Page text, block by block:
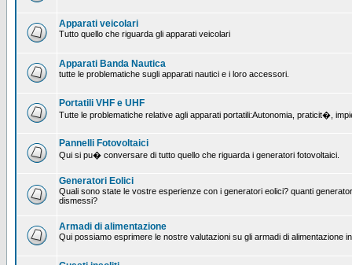
Apparati veicolari
Tutto quello che riguarda gli apparati veicolari
Apparati Banda Nautica
tutte le problematiche sugli apparati nautici e i loro accessori.
Portatili VHF e UHF
Tutte le problematiche relative agli apparati portatili:Autonomia, praticit�,
Pannelli Fotovoltaici
Qui si pu� conversare di tutto quello che riguarda i generatori fotovoltaici.
Generatori Eolici
Quali sono state le vostre esperienze con i generatori eolici? quanti
dismessi?
Armadi di alimentazione
Qui possiamo esprimere le nostre valutazioni su gli armadi di alimentazione